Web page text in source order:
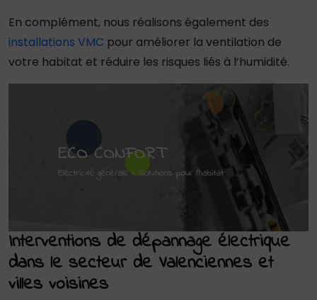
En complément, nous réalisons également des
installations VMC pour améliorer la ventilation de
votre habitat et réduire les risques liés à l’humidité.
Interventions de dépannage électrique
dans le secteur de Valenciennes et
villes voisines